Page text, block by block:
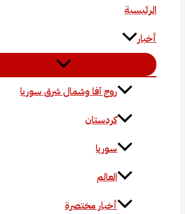
الرئيسية
أخبار
روج آفا وشمال شرق سوريا
كردستان
سوريا
العالم
أخبار مختصرة